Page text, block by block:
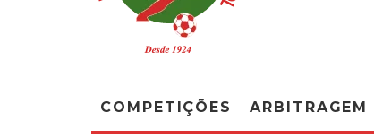
COMPETIÇÕES ARBITRAGEM